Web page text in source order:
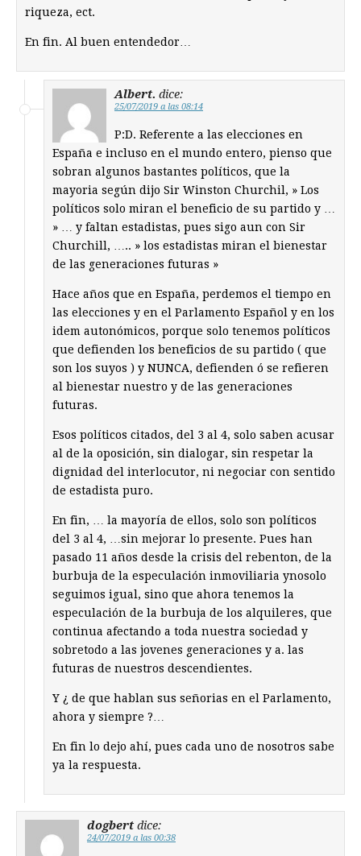
riqueza, ect.
En fin. Al buen entendedor…
Albert. dice:
25/07/2019 a las 08:14
P:D. Referente a las elecciones en
España e incluso en el mundo entero, pienso que
sobran algunos bastantes políticos, que la
mayoria según dijo Sir Winston Churchil, » Los
políticos solo miran el beneficio de su partido y …
» … y faltan estadistas, pues sigo aun con Sir
Churchill, ….. » los estadistas miran el bienestar
de las generaciones futuras »
Hace años que en España, perdemos el tiempo en
las elecciones y en el Parlamento Español y en los
idem autonómicos, porque solo tenemos políticos
que defienden los beneficios de su partido ( que
son los suyos ) y NUNCA, defienden ó se refieren
al bienestar nuestro y de las generaciones
futuras.
Esos políticos citados, del 3 al 4, solo saben acusar
al de la oposición, sin dialogar, sin respetar la
dignidad del interlocutor, ni negociar con sentido
de estadista puro.
En fin, … la mayoría de ellos, solo son políticos
del 3 al 4, …sin mejorar lo presente. Pues han
pasado 11 años desde la crisis del rebenton, de la
burbuja de la especulación inmoviliaria ynosolo
seguimos igual, sino que ahora tenemos la
especulación de la burbuja de los alquileres, que
continua afectando a toda nuestra sociedad y
sobretodo a las jovenes generaciones y a. las
futuras de nuestros descendientes.
Y ¿ de que hablan sus señorias en el Parlamento,
ahora y siempre ?…
En fin lo dejo ahí, pues cada uno de nosotros sabe
ya la respuesta.
dogbert dice:
24/07/2019 a las 00:38